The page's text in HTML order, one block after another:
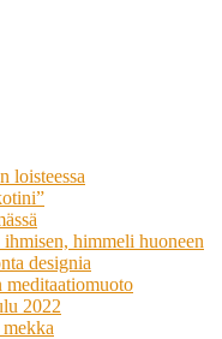
loisteessa
himmeli huoneen
designia
meditaatiomuoto
2022